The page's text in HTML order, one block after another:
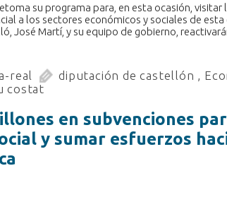
su programa para, en esta ocasión, visitar
a los sectores económicos y sociales de esta
José Martí, y su equipo de gobierno,
real diputación de castellón ,
costat
en subvenciones
y sumar esfuerzos